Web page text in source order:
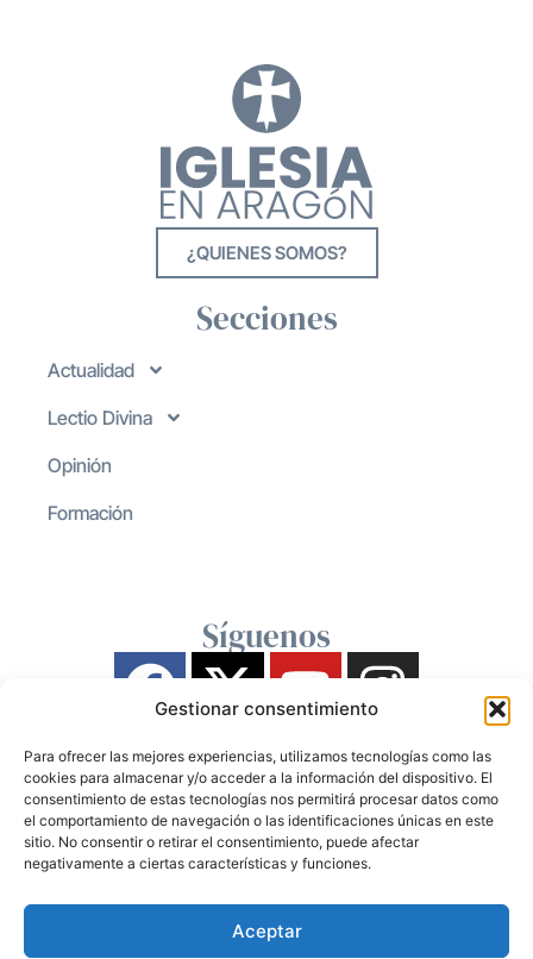
Gestionar consentimiento
Para ofrecer las mejores experiencias, utilizamos tecnologías como las
cookies para almacenar y/o acceder a la información del dispositivo. El
consentimiento de estas tecnologías nos permitirá procesar datos como
el comportamiento de navegación o las identificaciones únicas en este
sitio. No consentir o retirar el consentimiento, puede afectar
negativamente a ciertas características y funciones.
Aceptar
¿QUIENES SOMOS?
Secciones
Actualidad
Lectio Divina
Opinión
Formación
Síguenos